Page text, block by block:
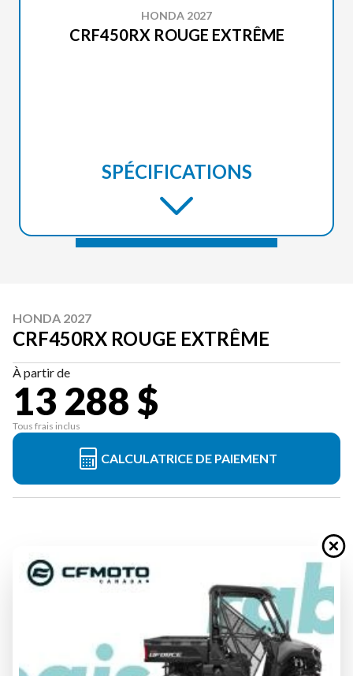
HONDA 2027
CRF450RX ROUGE EXTRÊME
SPÉCIFICATIONS
HONDA 2027
CRF450RX ROUGE EXTRÊME
À partir de
13 288 $
Tous frais inclus
CALCULATRICE DE PAIEMENT